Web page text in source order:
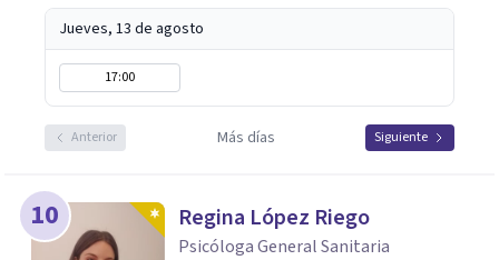
Jueves, 13 de agosto
17:00
Anterior Más días Siguiente
10 Regina López Riego
Psicóloga General Sanitaria